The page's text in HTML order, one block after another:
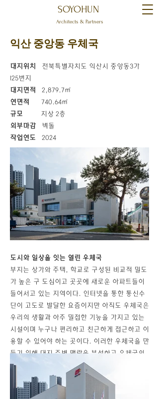
SOYOHUN
Architects & Partners
익산 중앙동 우체국
대지위치 전북특별자치도 익산시 중앙동3가
125번지
대지면적 2,879.7㎡
연면적 740.64㎡
규모 지상 2층
외부마감
벽돌
작업연도 2024
도시와 일상을 잇는 열린 우체국
부지는 상가와 주택, 학교로 구성된 비교적 밀도
가 높은 구 도심이고 곳곳에 새로운 아파트들이
들어서고 있는 지역이다. 인터넷을 통한 통신수
단이 고도로 발달한 요즘이지만 아직도 우체국은
우리의 생활과 아주 밀접한 기능을 가지고 있는
시설이며 누구나 편리하고 친근하게 접근하고 이
용할 수 있어야 하는 곳이다. 이러한 우체국을 만
들기 위해 대지 주변 맥락을 분석하고 우체국의
기능, 차량 및 동선 등을 면밀하게 검토했으며 또
한 지역에서 우체국의 이미지가 어떠해야 할 지
를 고민하였다.